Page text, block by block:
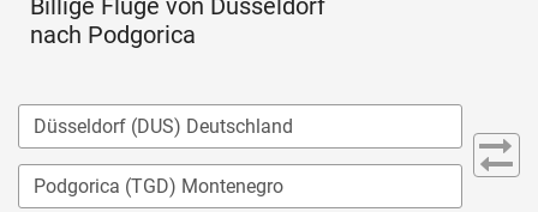
Billige Flüge von Düsseldorf
nach Podgorica